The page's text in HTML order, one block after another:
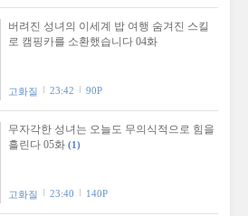
버려진 성녀의 이세계 밥 여행 숨겨진 스킬
로 캠핑카를 소환했습니다 04화
고화질 23:42 90P
무자각한 성녀는 오늘도 무의식적으로 힘을
흘린다 05화 (1)
고화질 23:40 140P